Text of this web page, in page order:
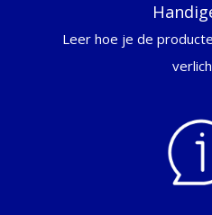
Leer hoe je de